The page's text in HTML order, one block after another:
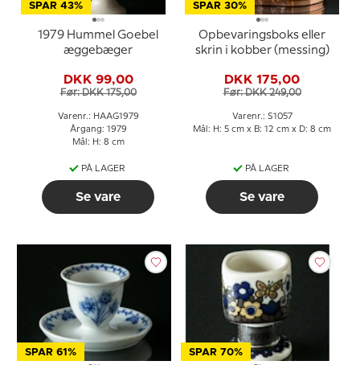
SPAR 43%
1979 Hummel Goebel
æggebæger
DKK 99,00
Før: DKK 175,00
Varenr.: HAAG1979
Årgang: 1979
Mål: H: 8 cm
PÅ LAGER
Se vare
SPAR 30%
Opbevaringsboks eller
skrin i kobber (messing)
DKK 175,00
Før: DKK 249,00
Varenr.: S1057
Mål: H: 5 cm x B: 12 cm x D: 8 cm
PÅ LAGER
Se vare
SPAR 61% SPAR 70%